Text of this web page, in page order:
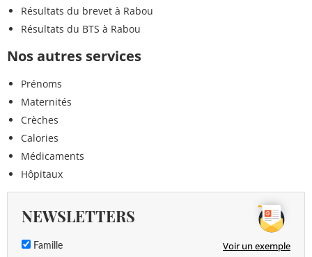
Résultats du brevet à Rabou
Résultats du BTS à Rabou
Nos autres services
Prénoms
Maternités
Crèches
Calories
Médicaments
Hôpitaux
NEWSLETTERS
Famille Voir un exemple